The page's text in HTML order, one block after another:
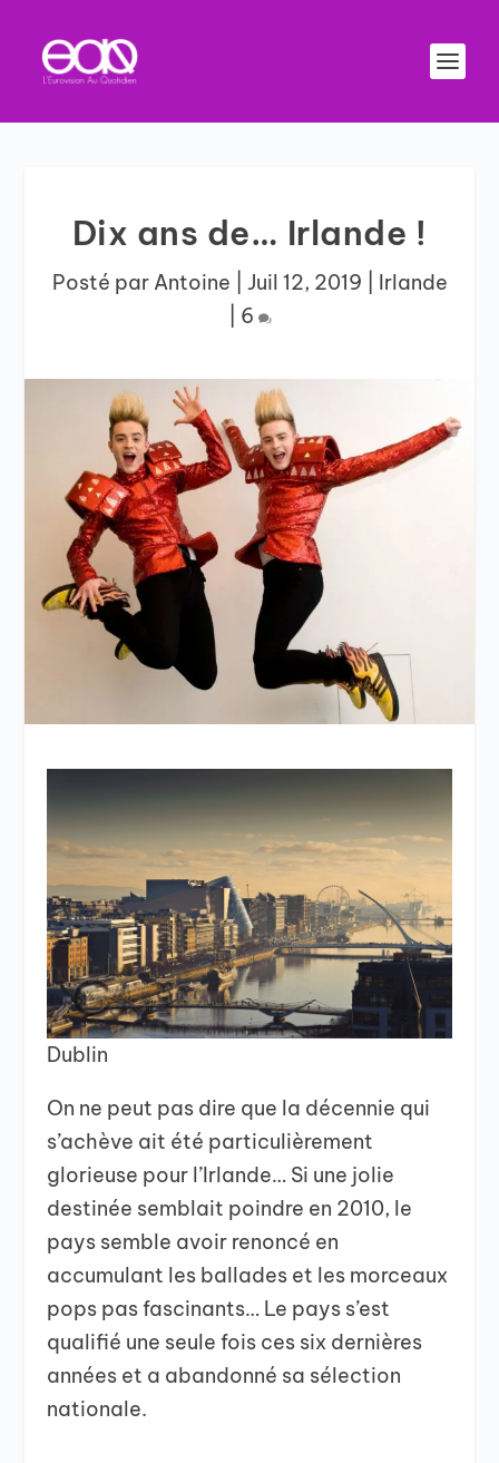
Dix ans de… Irlande !
Posté par Antoine Juil 12, 2019
Irlande
6
Dublin
On ne peut pas dire que la décennie qui
s’achève ait été particulièrement
glorieuse pour l’Irlande… Si une jolie
destinée semblait poindre en 2010, le
pays semble avoir renoncé en
accumulant les ballades et les morceaux
pops pas fascinants… Le pays s’est
qualifié une seule fois ces six dernières
années et a abandonné sa sélection
nationale.